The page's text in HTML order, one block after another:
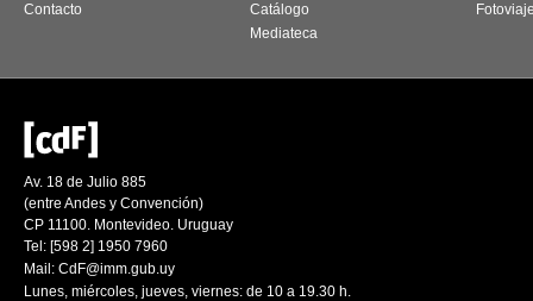
Contacto
Catálogo
Mediateca
Av. 18 de Julio 885
(entre Andes y Convención)
CP 11100. Montevideo. Uruguay
Tel: [598 2] 1950 7960
Mail: CdF@imm.gub.uy
Lunes, miércoles, jueves, viernes: de 10 a 19.30 h.